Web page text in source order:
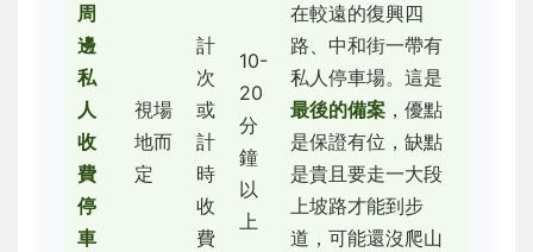
周
邊
私
人
收
費
停
車
視場
地而
定
計
次
或
計
時
收
費
10-
20
分
鐘
以
上
在較遠的復興四
路、中和街一帶有
私人停車場。這是
最後的備案 ，優點
是保證有位，缺點
是貴且要走一大段
上坡路才能到步
道，可能還沒爬山